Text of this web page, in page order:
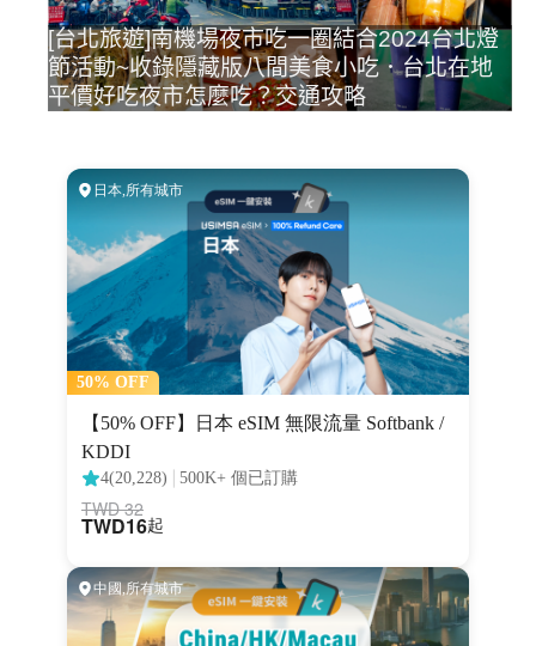
[台北旅遊]南機場夜市吃一圈結合2024台北燈
節活動~收錄隱藏版八間美食小吃．台北在地
平價好吃夜市怎麼吃？交通攻略